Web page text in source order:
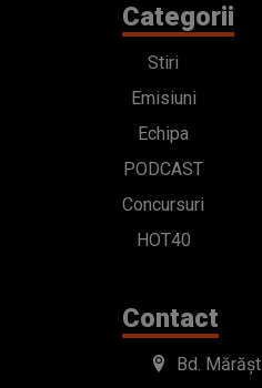
Categorii
Stiri
Emisiuni
Echipa
PODCAST
Concursuri
HOT40
Contact
Bd.